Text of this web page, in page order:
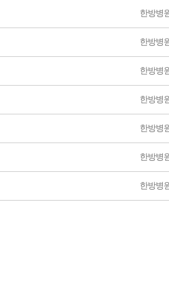
한방병
한방병
한방병
한방병
한방병
한방병
한방병